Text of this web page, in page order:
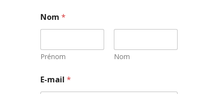
Nom*
Prénom Nom
-
m
E-mail*